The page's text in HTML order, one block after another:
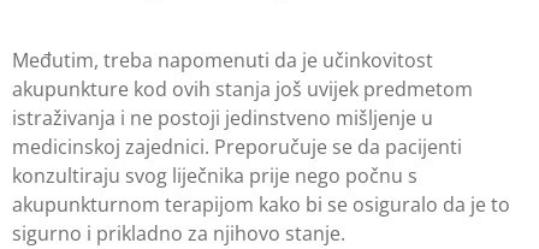
Međutim, treba napomenuti da je učinkovitost
akupunkture kod ovih stanja još uvijek predmetom
istraživanja i ne postoji jedinstveno mišljenje u
medicinskoj zajednici. Preporučuje se da pacijenti
konzultiraju svog liječnika prije nego počnu s
akupunkturnom terapijom kako bi se osiguralo da je to
sigurno i prikladno za njihovo stanje.